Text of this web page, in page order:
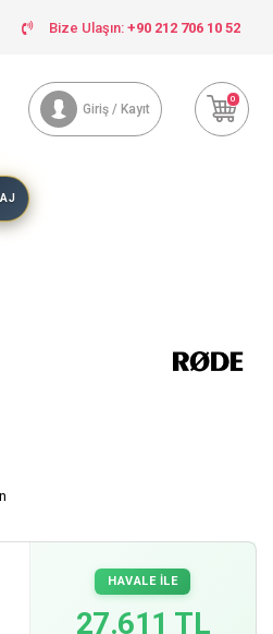
Bize Ulaşın: +90 212 706 10 52
Giriş / Kayıt
0
HAVALE İLE
27.611 TL